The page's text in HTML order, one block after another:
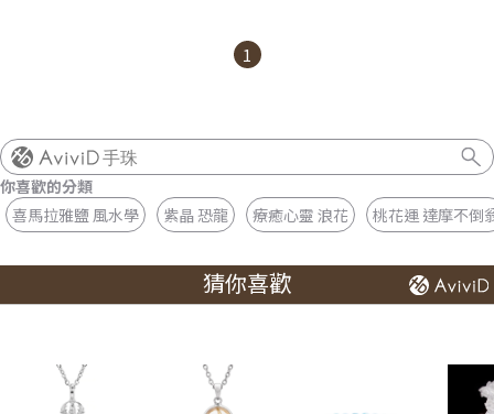
1
手珠
你喜歡的分類
喜馬拉雅鹽 風水學
紫晶 恐龍 療癒心靈 浪花 桃花運 達摩不倒
猜你喜歡